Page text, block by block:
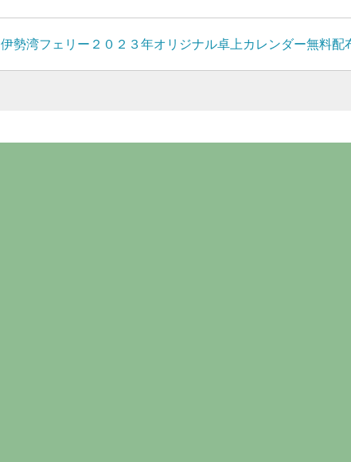
伊勢湾フェリー２０２３年オリジナル卓上カレンダー無料配